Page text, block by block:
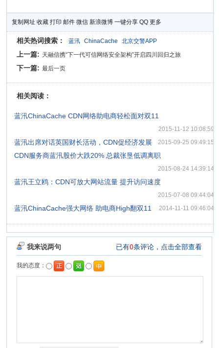
复制网址 收藏 打印 邮件 微信 新浪微博 一键分享 QQ 更多
相关热词搜索： 蓝汛 ChinaCache 北京交警APP
上一篇: 天融信携“下一代可信网络安全架构”开启四川回归之旅
下一篇: 最后一页
相关阅读：
·蓝汛ChinaCache CDN网络助电商轻松面对双11
2015-11-12 10:08:59
·蓝汛出席对话英国财长活动，CDN促经济发展 2015-09-25 09:49:15
·CDN服务商蓝汛股价大跌20% 总裁张垦低调离职
2015-08-24 14:39:14
·蓝汛王立鸥：CDN可放大网站流量 提升访问速度
2015-07-08 09:44:04
·蓝汛ChinaCache强大网络 助电商High翻双11 2014-11-11 09:46:04